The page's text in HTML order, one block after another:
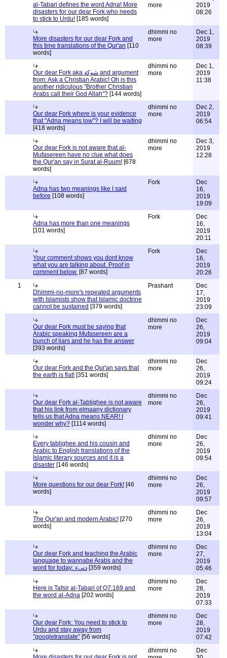
al-Tabari defines the word Adna! More
disasters for our dear Fork who needs
to stick to Urdu! [185 words]
more
2019
08:26
More disasters for our dear Fork and
this time translations of the Qur'an [110
words]
dhimmi no
more
Dec 1,
2019
08:39
Our dear Fork aka شوكة and argument
from: Ask a Christian Arabic! Oh is this
another ridiculous "Brother Christian
Arabs call their God Allah"? [144 words]
dhimmi no
more
Dec 1,
2019
11:38
Our dear Fork where is your evidence
that "Adna means low"? I will be waiting
[418 words]
dhimmi no
more
Dec 2,
2019
06:54
Our dear Fork is not aware that al-
Mufasereen have no clue what does
the Qur'an say in Surat al-Ruum! [678
words]
dhimmi no
more
Dec 3,
2019
12:28
Adna has two meanings like I said
before [108 words]
Fork
Dec
16,
2019
19:09
Adna has more than one meanings
[101 words]
Fork
Dec
16,
2019
20:11
Your comment shows you dont know
what you are talking about. Proof in
comment below. [87 words]
Fork
Dec
16,
2019
20:26
1
Dhimmi-no-more's repeated arguments
with Islamists show that Islamic doctrine
cannot be sustained [379 words]
Prashant
Dec
17,
2019
23:09
Our dear Fork must be saying that
Arabic speaking Mufasereen are a
bunch of liars and he has the answer
[393 words]
dhimmi no
more
Dec
26,
2019
09:04
Our dear Fork and the Qur'an says that
the earth is flat! [351 words]
dhimmi no
more
Dec
26,
2019
09:24
Our dear Fork al-Tablighee is not aware
that his link from elmaany dictionary
tells us that Adna means NEAR! I
wonder why? [1114 words]
dhimmi no
more
Dec
26,
2019
09:41
Every tablighee and his cousin and
Arabic to English translations of the
Islamic literary sources and it is a
disaster [146 words]
dhimmi no
more
Dec
26,
2019
09:54
More questions for our dear Fork! [46
words]
dhimmi no
more
Dec
26,
2019
09:57
The Qur'an and modern Arabic! [270
words]
dhimmi no
more
Dec
26,
2019
13:04
Our dear Fork and teaching the Arabic
language to wannabe Arabs and the
word for today: دنيء
[359 words]
dhimmi no
more
Dec
27,
2019
05:46
Here is Tafsir al-Tabari of Q7:169 and
the word al-Adna [202 words]
dhimmi no
more
Dec
28,
2019
07:33
Our dear Fork: You need to stick to
Urdu and stay away from
"googletranslate" [56 words]
dhimmi no
more
Dec
28,
2019
07:42
dhimmi no
Dec